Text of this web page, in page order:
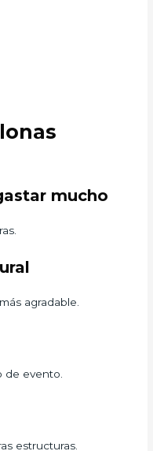
mucho
agradable.
de evento.
estructuras.